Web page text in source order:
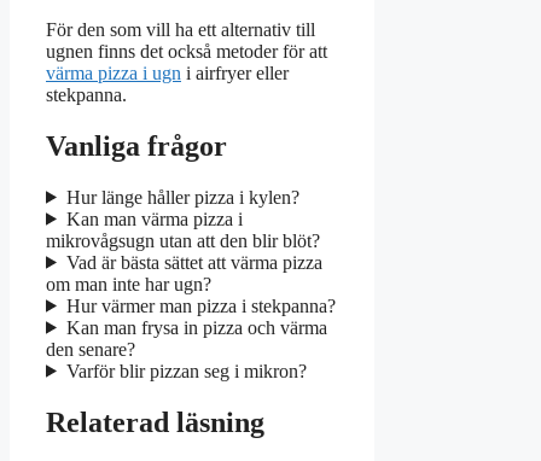
För den som vill ha ett alternativ till
ugnen finns det också metoder för att
värma pizza i ugn i airfryer eller
stekpanna.
Vanliga frågor
Hur länge håller pizza i kylen?
Kan man värma pizza i
mikrovågsugn utan att den blir blöt?
Vad är bästa sättet att värma pizza
om man inte har ugn?
Hur värmer man pizza i stekpanna?
Kan man frysa in pizza och värma
den senare?
Varför blir pizzan seg i mikron?
Relaterad läsning